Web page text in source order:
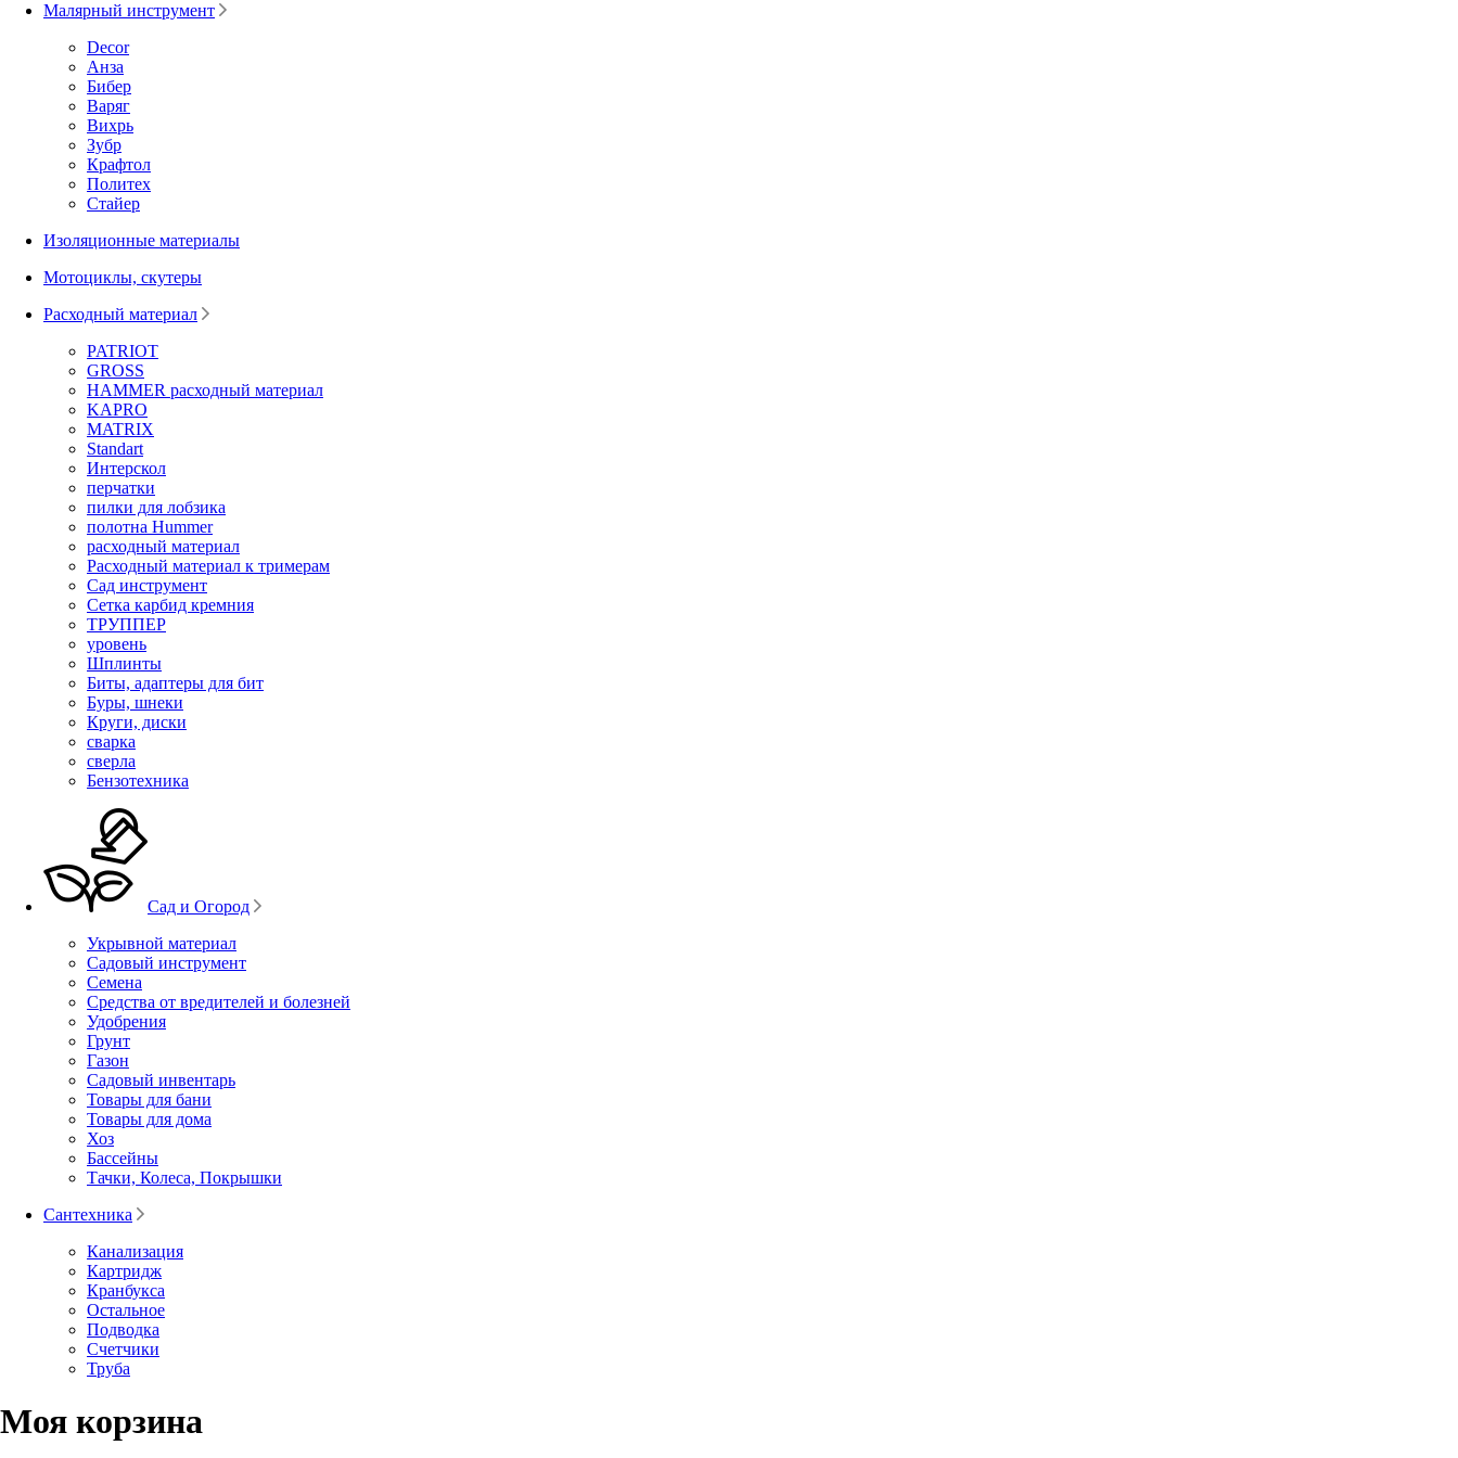
Малярный инструмент
Decor
Анза
Бибер
Варяг
Вихрь
Зубр
Крафтол
Политех
Стайер
Изоляционные материалы
Мотоциклы, скутеры
Расходный материал
PATRIOT
GROSS
HAMMER расходный материал
KAPRO
MATRIX
Standart
Интерскол
перчатки
пилки для лобзика
полотна Hummer
расходный материал
Расходный материал к тримерам
Сад инструмент
Сетка карбид кремния
ТРУППЕР
уровень
Шплинты
Биты, адаптеры для бит
Буры, шнеки
Круги, диски
сварка
сверла
Бензотехника
Сад и Огород
Укрывной материал
Садовый инструмент
Семена
Средства от вредителей и болезней
Удобрения
Грунт
Газон
Садовый инвентарь
Товары для бани
Товары для дома
Хоз
Бассейны
Тачки, Колеса, Покрышки
Сантехника
Канализация
Картридж
Кранбукса
Остальное
Подводка
Счетчики
Труба
Моя корзина